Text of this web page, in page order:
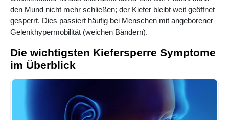
den Mund nicht mehr schließen; der Kiefer bleibt weit geöffnet
gesperrt. Dies passiert häufig bei Menschen mit angeborener
Gelenkhypermobilität (weichen Bändern).
Die wichtigsten Kiefersperre Symptome
im Überblick